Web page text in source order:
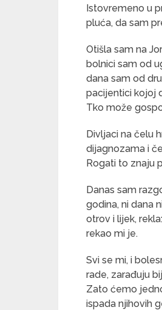
Istovremeno u
pluća, da sam
Otišla sam na
bolnici sam od
dana sam od
pacijentici kojoj
Tko može
Divljaci na čelu
dijagnozama i
Rogati to znaju
Danas sam
godina, ni dana
otrov i lijek,
rekao mi je.
Svi se mi, i
rade, zarađuju
Zato ćemo
ispada njihovih